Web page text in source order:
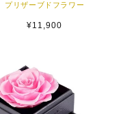
プリザーブドフラワー
通
¥11,900